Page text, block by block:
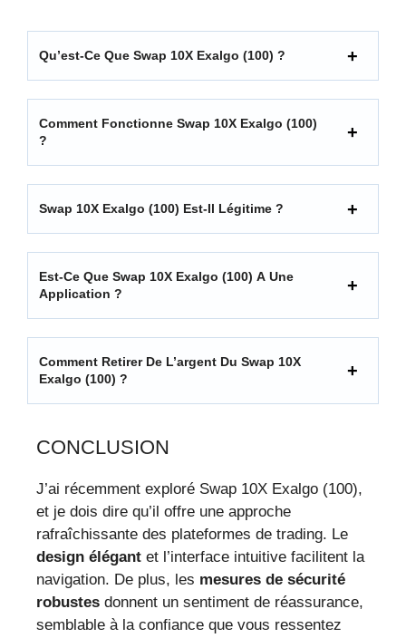
Qu’est-Ce Que Swap 10X Exalgo (100) ?
Comment Fonctionne Swap 10X Exalgo (100)
?
Swap 10X Exalgo (100) Est-Il Légitime ?
Est-Ce Que Swap 10X Exalgo (100) A Une
Application ?
Comment Retirer De L’argent Du Swap 10X
Exalgo (100) ?
CONCLUSION
J’ai récemment exploré Swap 10X Exalgo (100),
et je dois dire qu’il offre une approche
rafraîchissante des plateformes de trading. Le
design élégant et l’interface intuitive facilitent la
navigation. De plus, les mesures de sécurité
robustes donnent un sentiment de réassurance,
semblable à la confiance que vous ressentez